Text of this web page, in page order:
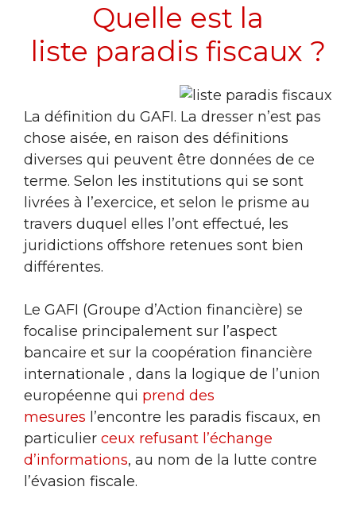
Quelle est la
liste paradis fiscaux ?
La définition du GAFI. La dresser n’est pas
chose aisée, en raison des définitions
diverses qui peuvent être données de ce
terme. Selon les institutions qui se sont
livrées à l’exercice, et selon le prisme au
travers duquel elles l’ont effectué, les
juridictions offshore retenues sont bien
différentes.
Le GAFI (Groupe d’Action financière) se
focalise principalement sur l’aspect
bancaire et sur la coopération financière
internationale , dans la logique de l’union
européenne qui prend des
mesures l’encontre les paradis fiscaux, en
particulier ceux refusant l’échange
d’informations, au nom de la lutte contre
l’évasion fiscale.